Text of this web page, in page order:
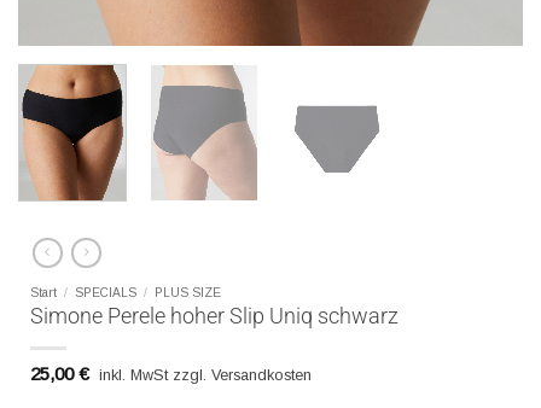
Start / SPECIALS / PLUS SIZE
Simone Perele hoher Slip Uniq schwarz
25,00€ inkl. MwSt zzgl. Versandkosten